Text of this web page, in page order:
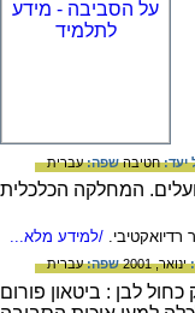
יעד:חטיבהשפה:עברית
/למידע מלא...
ינואר, 2001 שפה:עברית